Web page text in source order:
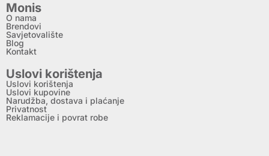
Monis
O nama
Brendovi
Savjetovalište
Blog
Kontakt
Uslovi korištenja
Uslovi korištenja
Uslovi kupovine
Narudžba, dostava i plaćanje
Privatnost
Reklamacije i povrat robe